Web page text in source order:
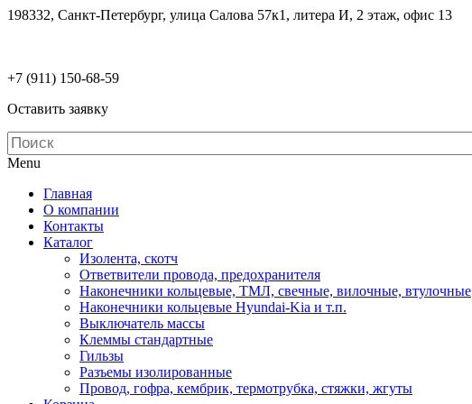
198332, Санкт-Петербург, улица Салова 57к1, литера И, 2 этаж, офис 13
+7 (911) 150-68-59
Оставить заявку
Menu
Главная
О компании
Контакты
Каталог
Изолента, скотч
Ответвители провода, предохранителя
Наконечники кольцевые, ТМЛ, свечные, вилочные, втулочные
Наконечники кольцевые Hyundai-Kia и т.п.
Выключатель массы
Клеммы стандартные
Гильзы
Разъемы изолированные
Провод, гофра, кембрик, термотрубка, стяжки, жгуты